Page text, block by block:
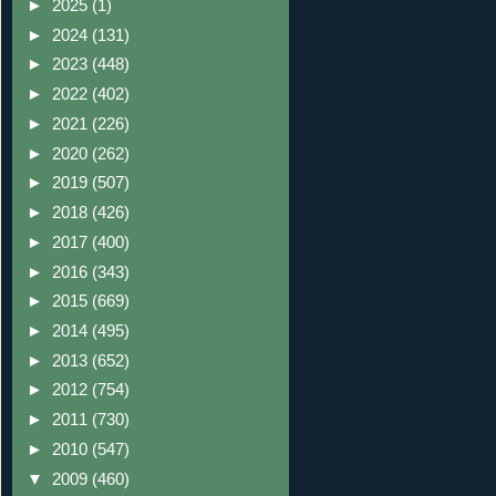
► 2025 (1)
► 2024 (131)
► 2023 (448)
► 2022 (402)
► 2021 (226)
► 2020 (262)
► 2019 (507)
► 2018 (426)
► 2017 (400)
► 2016 (343)
► 2015 (669)
► 2014 (495)
► 2013 (652)
► 2012 (754)
► 2011 (730)
► 2010 (547)
▼ 2009 (460)